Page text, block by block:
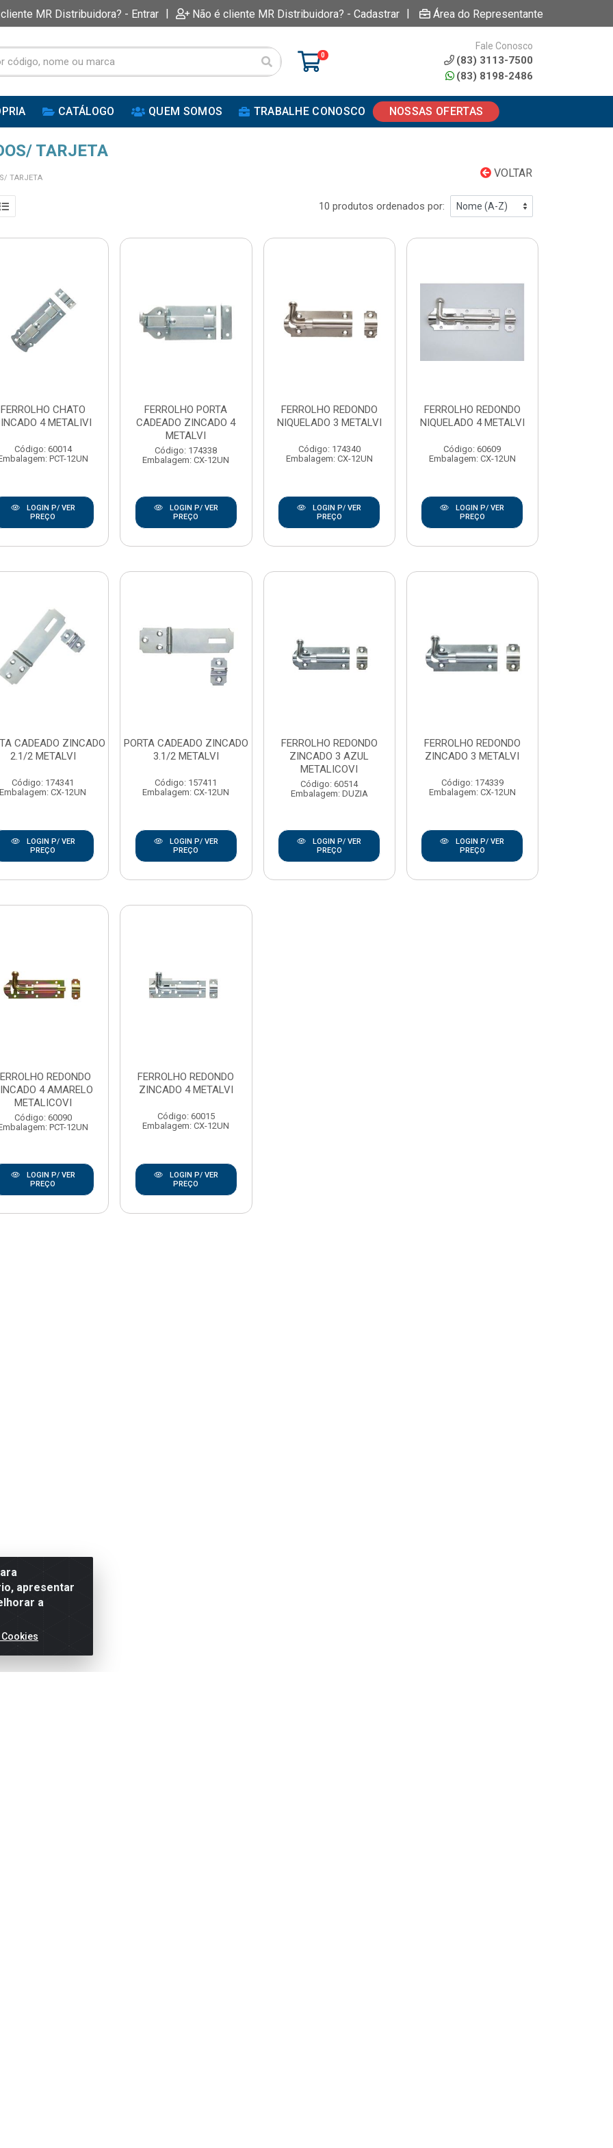
MR Distribuidora? - Entrar | Não é cliente MR Distribuidora? - Cadastrar | Área do Representante
0
Fale Conosco
(83) 3113-7500
(83) 8198-2486
CATÁLOGO QUEM SOMOS TRABALHE CONOSCO NOSSAS OFERTAS
TARJETA
VOLTAR
TARJETA
10 produtos ordenados por:
FERROLHO CHATO
4 METALIVI
Código: 60014
PCT-12UN
LOGIN P/ VER
PREÇO
FERROLHO PORTA
CADEADO ZINCADO 4
METALVI
Código: 174338
Embalagem: CX-12UN
LOGIN P/ VER
PREÇO
FERROLHO REDONDO
NIQUELADO 3 METALVI
Código: 174340
Embalagem: CX-12UN
LOGIN P/ VER
PREÇO
FERROLHO REDONDO
NIQUELADO 4 METALVI
Código: 60609
Embalagem: CX-12UN
LOGIN P/ VER
PREÇO
CADEADO ZINCADO
2.1/2 METALVI
Código: 174341
Embalagem: CX-12UN
LOGIN P/ VER
PREÇO
PORTA CADEADO ZINCADO
3.1/2 METALVI
Código: 157411
Embalagem: CX-12UN
LOGIN P/ VER
PREÇO
FERROLHO REDONDO
ZINCADO 3 AZUL
METALICOVI
Código: 60514
Embalagem: DUZIA
LOGIN P/ VER
PREÇO
FERROLHO REDONDO
ZINCADO 3 METALVI
Código: 174339
Embalagem: CX-12UN
LOGIN P/ VER
PREÇO
REDONDO
4 AMARELO
METALICOVI
Código: 60090
PCT-12UN
LOGIN P/ VER
PREÇO
FERROLHO REDONDO
ZINCADO 4 METALVI
Código: 60015
Embalagem: CX-12UN
LOGIN P/ VER
PREÇO
apresentar
a